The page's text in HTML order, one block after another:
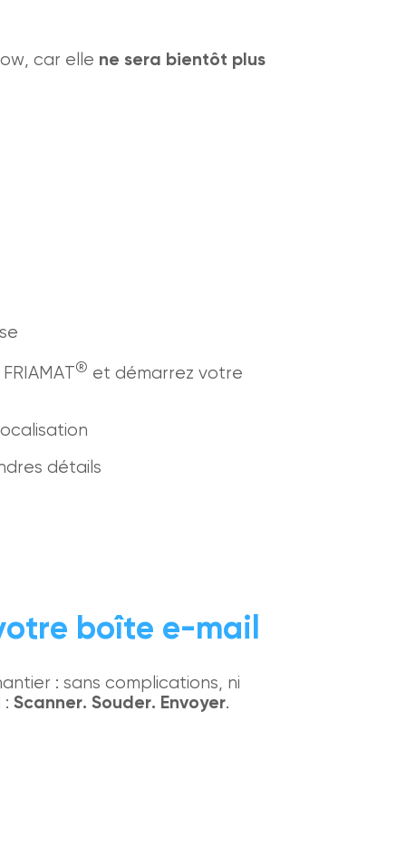
car elle ne sera bientôt plus
® et démarrez votre
détails
boîte e-mail
: sans complications, ni
Scanner. Souder. Envoyer.